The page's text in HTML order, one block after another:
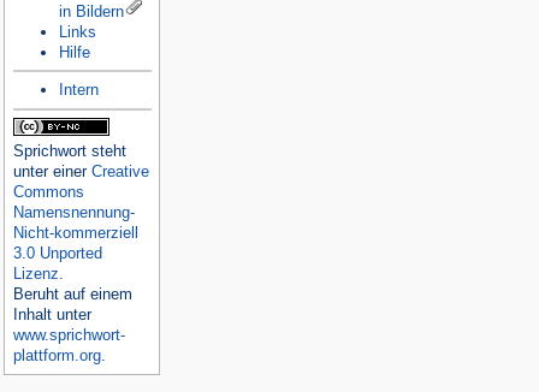
in Bildern
Links
Hilfe
Intern
Sprichwortsteht
unter einer Creative
Commons
Namensnennung-
Nicht-kommerziell
3.0 Unported
Lizenz.
Beruht auf einem
Inhalt unter
www.sprichwort-
plattform.org.